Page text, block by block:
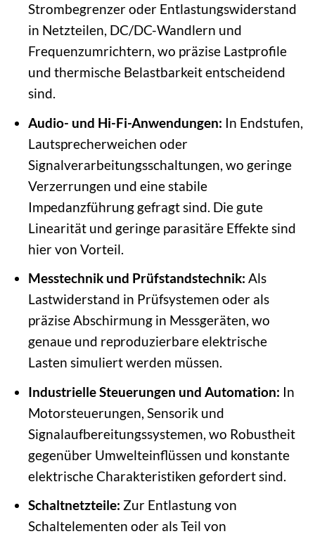
Strombegrenzer oder Entlastungswiderstand
in Netzteilen, DC/DC-Wandlern und
Frequenzumrichtern, wo präzise Lastprofile
und thermische Belastbarkeit entscheidend
sind.
Audio- und Hi-Fi-Anwendungen: In Endstufen,
Lautsprecherweichen oder
Signalverarbeitungsschaltungen, wo geringe
Verzerrungen und eine stabile
Impedanzführung gefragt sind. Die gute
Linearität und geringe parasitäre Effekte sind
hier von Vorteil.
Messtechnik und Prüfstandstechnik: Als
Lastwiderstand in Prüfsystemen oder als
präzise Abschirmung in Messgeräten, wo
genaue und reproduzierbare elektrische
Lasten simuliert werden müssen.
Industrielle Steuerungen und Automation: In
Motorsteuerungen, Sensorik und
Signalaufbereitungssystemen, wo Robustheit
gegenüber Umwelteinflüssen und konstante
elektrische Charakteristiken gefordert sind.
Schaltnetzteile: Zur Entlastung von
Schaltelementen oder als Teil von